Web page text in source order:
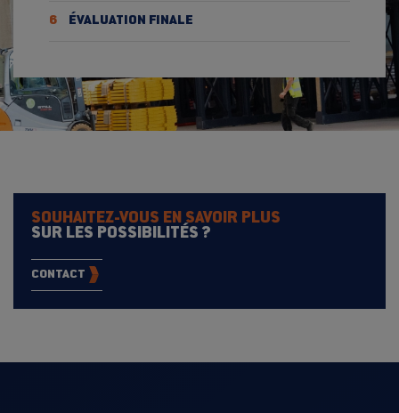
6 ÉVALUATION FINALE
SOUHAITEZ-VOUS EN SAVOIR PLUS
SUR LES POSSIBILITÉS ?
CONTACT